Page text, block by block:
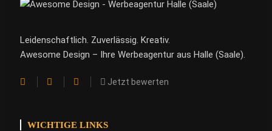
Leidenschaftlich. Zuverlässig. Kreativ.
Awesome Design – Ihre Werbeagentur aus Halle (Saale).
Jetzt bewerten
WICHTIGE LINKS